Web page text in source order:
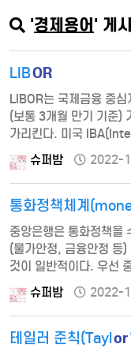
'경제용어 ' 게
LIBOR
LIBOR는 국제금융 중
(보통 3개월 만기 기준
가리킨다. 미국
Administration)가 은
전 세계 5개 통화(USD,
LIBOR(London Inter-
단기금융거래의 기준 금
슈퍼밤 2022-
통화정책체계
중앙은행은 통화정책을
(물가안정, 금융안정 등
것이 일반적이다. 우선
관계가 있는 통화량, 환
선택하여 그 지표의 목
통화정책을 수행한 다.
(nominal anchor)라고
슈퍼밤 2022-
테일러 준칙(Taylor